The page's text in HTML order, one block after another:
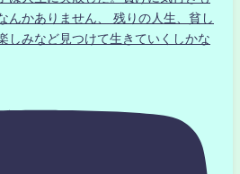
んかありません、 残りの人生、貧し
しみなど見つけて生きていくしかな